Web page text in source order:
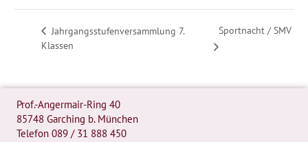
Jahrgangsstufenversammlung 7.
Klassen
Sportnacht / SMV
Prof.-Angermair-Ring 40
85748 Garching b. München
Telefon 089 / 31 888 450